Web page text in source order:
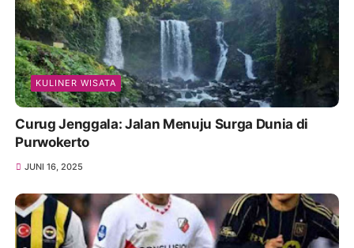
KULINER WISATA
Curug Jenggala: Jalan Menuju Surga Dunia di
Purwokerto
JUNI 16, 2025